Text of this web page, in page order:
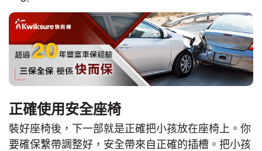
正確使用安全座椅
裝好座椅後，下一部就是正確把小孩放在座椅上。你
要確保繫帶調整好，安全帶來自正確的插槽。把小孩